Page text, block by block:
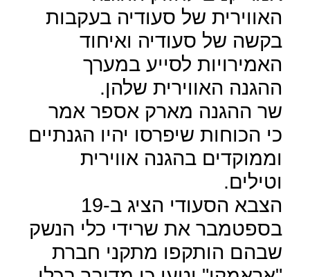
האווירית של סעודיה בעקבות
בקשה של סעודיה ואיחוד
האמירויות לסייע במערך
ההגנה האווירית שלהן.
שר ההגנה מארק אספר אמר
כי הכוחות שיפרסו יהיו הגנתיים
וממוקדים בהגנה אווירית
וטילים.
הצבא הסעודי הציג ב-19
בספטמבר את שרידי כלי הנשק
שבהם הותקפו מתקני חברת